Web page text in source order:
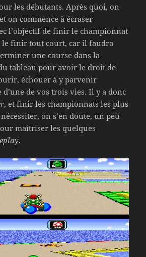
les débutants. Après quoi, on
on commence à écraser
l’objectif de finir le championnat
le finir tout court, car il faudra
une course dans la
tableau pour avoir le droit de
échouer à y parvenir
de vos trois vies. Il y a donc
, et finir les championnats les plus
on s’en doute, un peu
maîtriser les quelques
.